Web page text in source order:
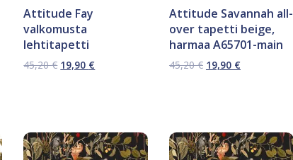
Attitude Fay
valkomusta
lehtitapetti
45,20€ Alkuperäinen
19,90 €Nykyinen
Attitude Savannah all-
over tapetti beige,
harmaa A65701-main
45,20€ Alkuperäinen
19,90 €Nykyinen